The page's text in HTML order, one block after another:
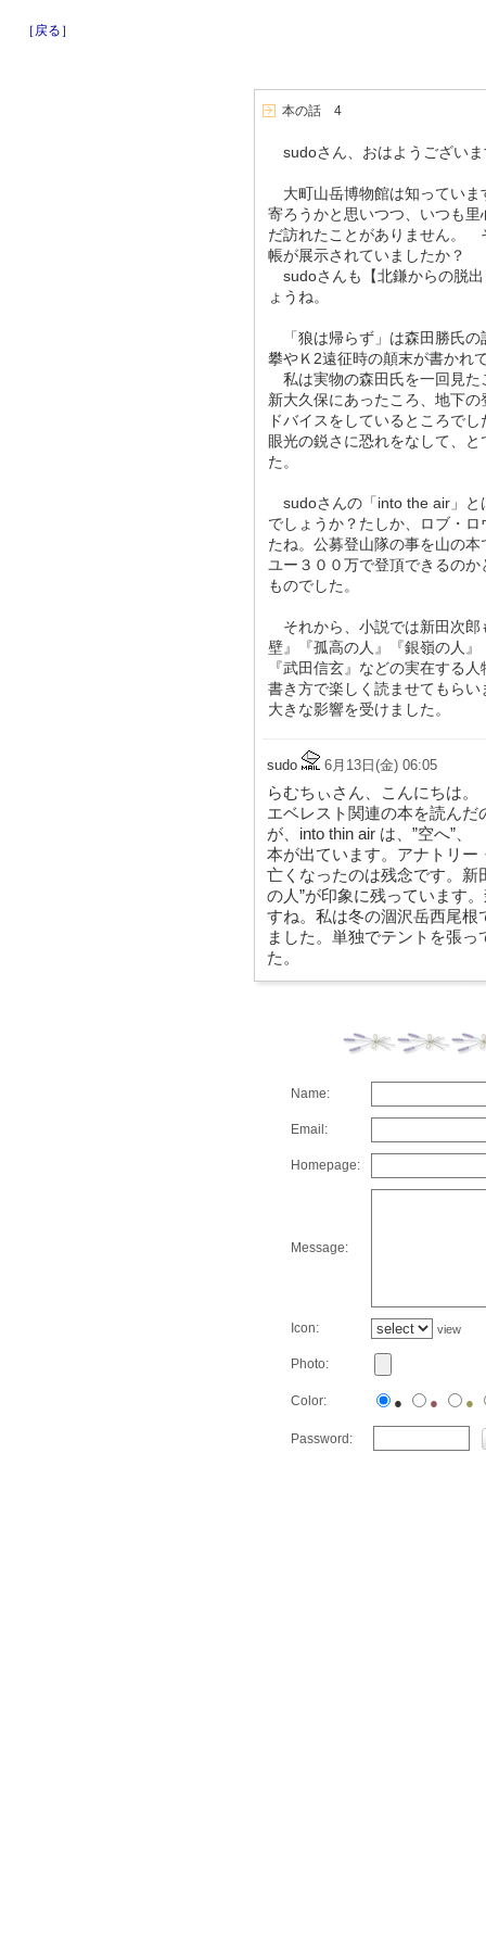
［戻る］
本の話 4
sudoさん、おはようござい
大町山岳博物館は知っていま
寄ろうかと思いつつ、いつも
だ訪れたことがありません。
帳が展示されていましたか？
sudoさんも【北鎌からの脱
ょうね。
「狼は帰らず」は森田勝氏の
攀やＫ2遠征時の顛末が書かれ
私は実物の森田氏を一回見た
新大久保にあったころ、地下
ドバイスをしているところで
眼光の鋭さに恐れをなして、
た。
sudoさんの「into the air」と
でしょうか？たしか、ロブ・
たね。公募登山隊の事を山の
ユー３００万で登頂できるの
ものでした。
それから、小説では新田次郎
壁』『孤高の人』『銀嶺の人
『武田信玄』などの実在する
書き方で楽しく読ませてもら
大きな影響を受けました。
sudo 6月13日(金) 06:05
らむちぃさん、こんにちは。
エベレスト関連の本を読ん
が、into thin air は、”空へ”
本が出ています。アナトリ
亡くなったのは残念です。新
の人”が印象に残っています
すね。私は冬の涸沢岳西尾
ました。単独でテントを張
た。
Name:
Email:
Homepage:
Message:
Icon: view
Photo:
Color: ● ● ●
Password: